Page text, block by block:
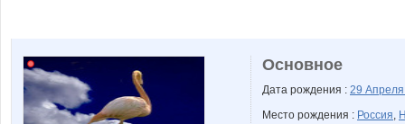
Основное
Дата рождения : 29
Место рождения : Россия,